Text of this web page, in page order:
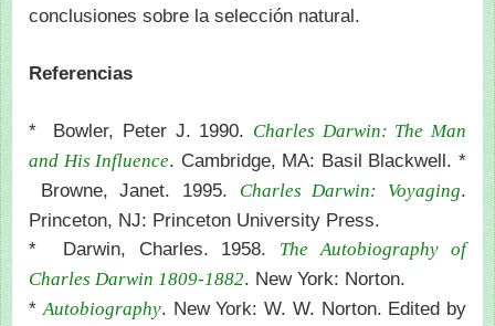
conclusiones sobre la selección natural.
Referencias
* Bowler, Peter J. 1990. Charles Darwin: The Man
and His Influence. Cambridge, MA: Basil Blackwell. *
Browne, Janet. 1995. Charles Darwin: Voyaging.
Princeton, NJ: Princeton University Press.
* Darwin, Charles. 1958. The Autobiography of
Charles Darwin 1809-1882. New York: Norton.
*Autobiography. New York: W. W. Norton. Edited by